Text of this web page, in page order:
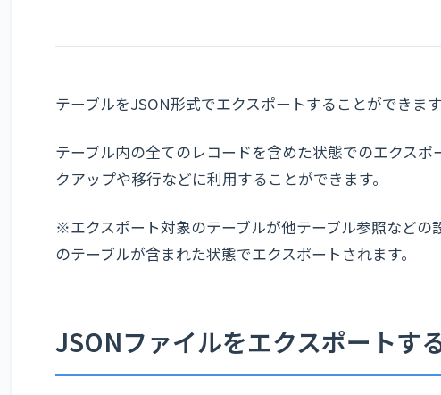
テーブルをJSON形式でエクスポートすることができます
テーブル内の全てのレコードを含めた状態でのエクス
クアップや移行などに利用することができます。
※エクスポート対象のテーブルが他テーブル参照などの
のテーブルが含まれた状態でエクスポートされます。
JSONファイルをエクスポートす